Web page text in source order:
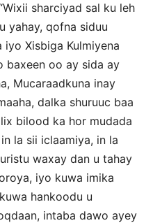
sharciyad sal ku leh
yahay, qofna siduu
iyo Xisbiga Kulmiyena
baxeen oo ay sida ay
Mucaraadkuna inay
dalka shuruuc baa
bilood ka hor mudada
la sii iclaamiya, in la
waxay dan u tahay
iyo kuwa imika
hankoodu u
intaba dawo ayey